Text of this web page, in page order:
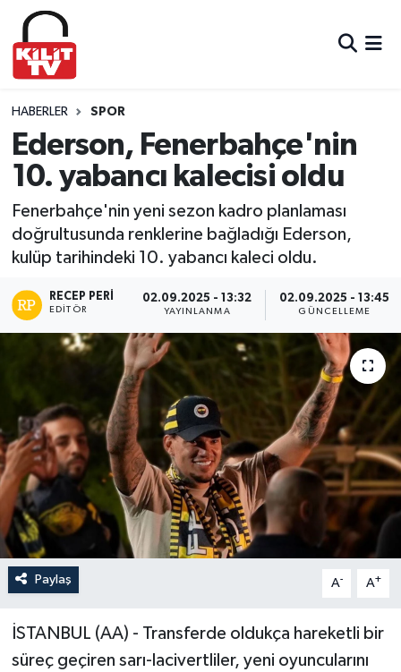
HABERLER SPOR
Ederson, Fenerbahçe'nin
10. yabancı kalecisi oldu
Fenerbahçe'nin yeni sezon kadro planlaması
doğrultusunda renklerine bağladığı Ederson,
kulüp tarihindeki 10. yabancı kaleci oldu.
RECEP PERI
EDITÖR
02.09.2025 - 13:32
YAYINLANMA
02.09.2025 - 13:45
GÜNCELLEME
Paylaş A- A+
İSTANBUL (AA) - Transferde oldukça hareketli bir
süreç geçiren sarı-lacivertliler, yeni oyuncularını
Hava Durumu
Trafik Durumu
Süper Lig Puan Durumu ve Fikstür
Tüm Manşetler
Son Dakika Haberleri
Haber Arşivi